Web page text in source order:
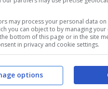
may process your personal data
you can object to by managing
bottom of this page or in the site
in privacy and cookie settings.
options